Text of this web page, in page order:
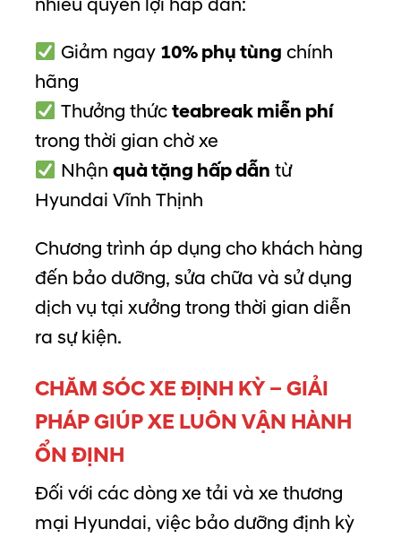
nhiều quyền lợi hấp dẫn:
Giảm ngay 10% phụ tùng chính
hãng
Thưởng thứcteabreak miễn phí
trong thời gian chờ xe
Nhận quà tặng hấp dẫn từ
Hyundai Vĩnh Thịnh
Chương trình áp dụng cho khách hàng
đến bảo dưỡng, sửa chữa và sử dụng
dịch vụ tại xưởng trong thời gian diễn
ra sự kiện.
CHĂM SÓC XE ĐỊNH KỲ – GIẢI
PHÁP GIÚP XE LUÔN VẬN HÀNH
ỔN ĐỊNH
Đối với các dòng xe tải và xe thương
mại Hyundai, việc bảo dưỡng định kỳ